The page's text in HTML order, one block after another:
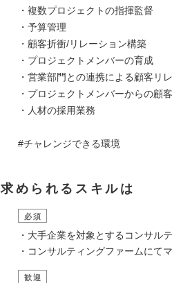
・複数プロジェクトの指揮監督
・予算管理
・顧客折衝/リレーション構築
・プロジェクトメンバーの育成
・営業部門との連携による顧客リ
・プロジェクトメンバーからの顧
・人材の採用業務
#チャレンジできる環境
求められるスキルは
必須
・大手企業を対象とするコンサル
・コンサルティングファームにて
歓迎